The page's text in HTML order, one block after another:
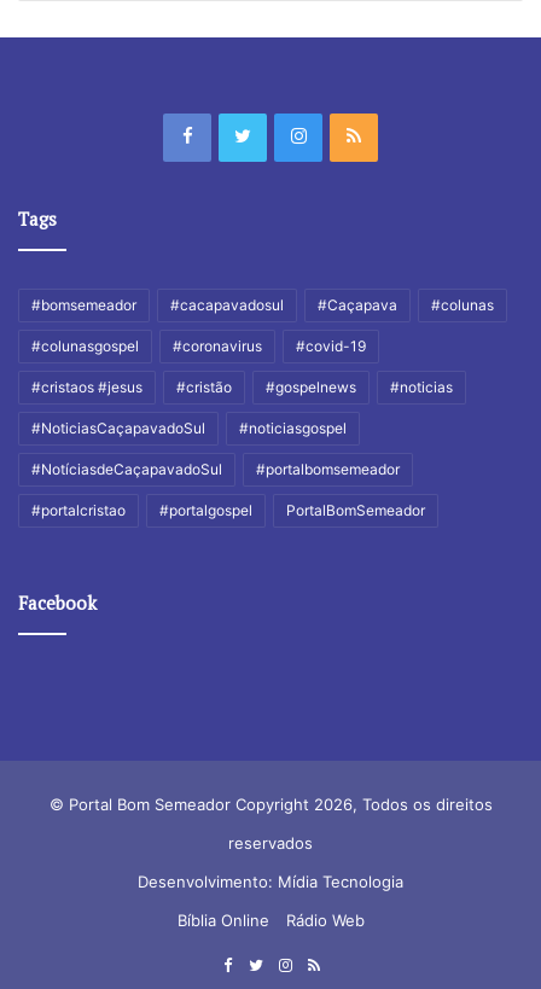
Tags
#bomsemeador #cacapavadosul #Caçapava #colunas
#colunasgospel #coronavirus #covid-19
#cristaos #jesus #cristão #gospelnews #noticias
#NoticiasCaçapavadoSul #noticiasgospel
#NotíciasdeCaçapavadoSul #portalbomsemeador
#portalcristao #portalgospel PortalBomSemeador
Facebook
© Portal Bom Semeador Copyright 2026, Todos os direitos
reservados
Desenvolvimento: Mídia Tecnologia
Bíblia Online
Rádio Web